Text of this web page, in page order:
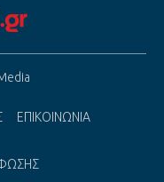
ΕΠΙΚΟΙΝΩΝΙΑ